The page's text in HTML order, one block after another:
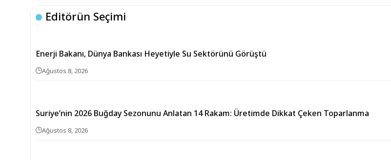
Editörün Seçimi
Enerji Bakanı, Dünya Bankası Heyetiyle Su Sektörünü Görüştü
Ağustos 8, 2026
Suriye’nin 2026 Buğday Sezonunu Anlatan 14 Rakam: Üretimde Dikkat Çeken Toparlanma
Ağustos 8, 2026